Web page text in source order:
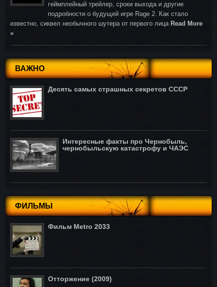
геймплейный трейлер, сроки выхода и другие
подробности о будущей игре Rage 2. Как стало
известно, сиквел необычного шутера от первого лица Read More
»
ВАЖНО
Десять самых страшных секретов СССР
Интересные факты про Чернобыль,
чернобыльскую катастрофу и ЧАЭС
ФИЛЬМЫ
Фильм Metro 2033
Отторжение (2009)